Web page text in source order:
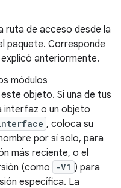
ruta de acceso desde la
paquete. Corresponde
anteriormente.
módulos
objeto. Si una de tus
interfaz o un objeto
, coloca su
por sí solo, para
más reciente, o el
(como
-V1 ) para
específica. La